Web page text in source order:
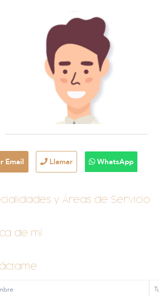
Email Llamar WhatsApp
y Áreas de Servicio
de mí